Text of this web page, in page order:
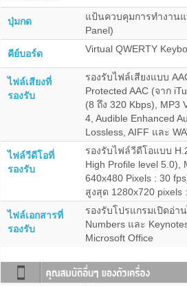
ปุ่มกด
แป้นควบคุมการทำงานแ
Panel)
คีย์บอร์ด Virtual QWERTY
ไฟล์เสียงที่
รองรับ
รองรับไฟล์เสียงแบบ
Protected AAC (จาก
(8 ถึง 320 Kbps), MP3
4, Audible Enhanced
Lossless, AIFF และ
ไฟล์วีดีโอที่
รองรับ
รองรับไฟล์วีดีโอแบบ
High Profile level 5.0),
640x480 Pixels : 30
สูงสุด 1280x720 pixels
ไฟล์เอกสารที่
รองรับ
รองรับโปรแกรมเปิดอ่า
Numbers และ
Microsoft Office